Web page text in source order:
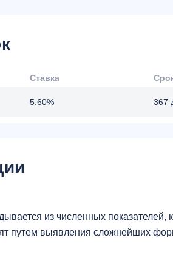
Ставка
5.60% 367
из численных показателей,
путем выявления сложнейших